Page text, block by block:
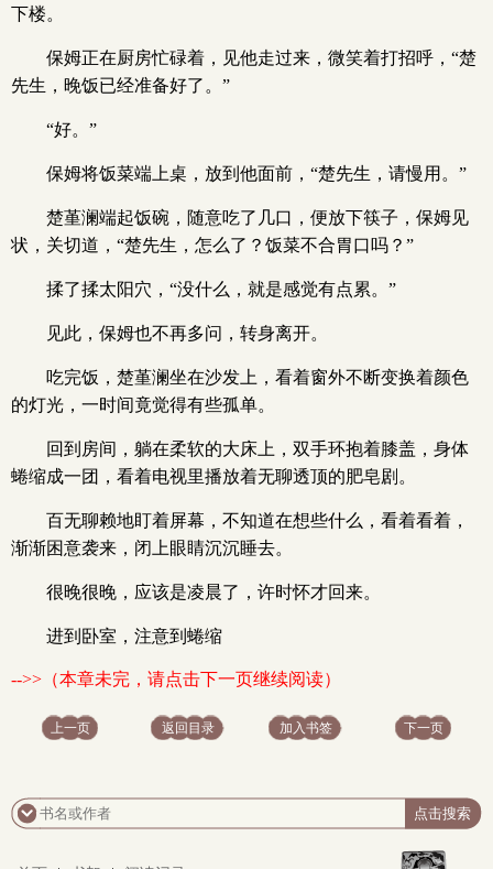
下楼。
保姆正在厨房忙碌着，见他走过来，微笑着打招呼，“楚
先生，晚饭已经准备好了。”
“好。”
保姆将饭菜端上桌，放到他面前，“楚先生，请慢用。”
楚堇澜端起饭碗，随意吃了几口，便放下筷子，保姆见
状，关切道，“楚先生，怎么了？饭菜不合胃口吗？”
揉了揉太阳穴，“没什么，就是感觉有点累。”
见此，保姆也不再多问，转身离开。
吃完饭，楚堇澜坐在沙发上，看着窗外不断变换着颜色
的灯光，一时间竟觉得有些孤单。
回到房间，躺在柔软的大床上，双手环抱着膝盖，身体
蜷缩成一团，看着电视里播放着无聊透顶的肥皂剧。
百无聊赖地盯着屏幕，不知道在想些什么，看着看着，
渐渐困意袭来，闭上眼睛沉沉睡去。
很晚很晚，应该是凌晨了，许时怀才回来。
进到卧室，注意到蜷缩
-->>（本章未完，请点击下一页继续阅读）
上一页 返回目录 加入书签 下一页